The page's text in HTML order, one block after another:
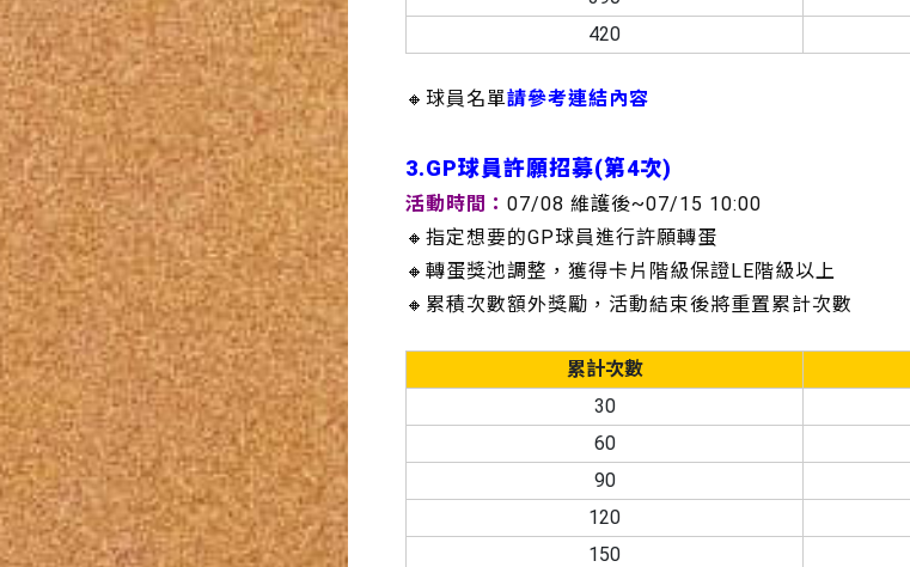
420
🔸球員名單請參考連結內容
3.GP球員許願招募(第4次)
活動時間：07/08 維護後~07/15 10:00
🔸指定想要的GP球員進行許願轉蛋
🔸轉蛋獎池調整，獲得卡片階級保證LE階級以上
🔸累積次數額外獎勵，活動結束後將重置累計次數
累計次數
30
60
90
120
150